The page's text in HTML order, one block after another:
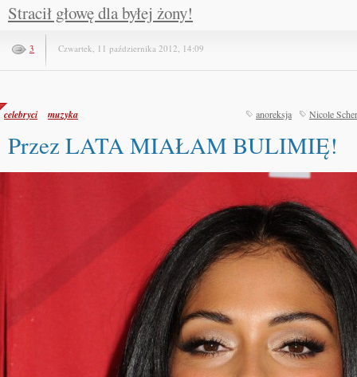
Stracił głowę dla byłej żony!
3 Czwartek, 11 października 2012, 14:09
celebryci muzyka anoreksja Nicole
Przez LATA MIAŁAM BULIMIĘ!